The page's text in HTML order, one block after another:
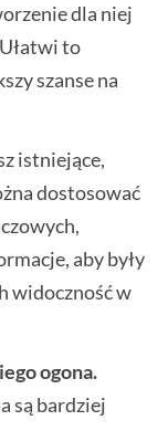
dla niej
to
szanse na
istniejące,
dostosować
aby były
widoczność w
ogona.
są bardziej